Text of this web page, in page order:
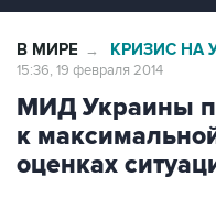
В МИРЕ → КРИЗИС НА
15:36, 19 февраля 2014
МИД Украины
к
оценках